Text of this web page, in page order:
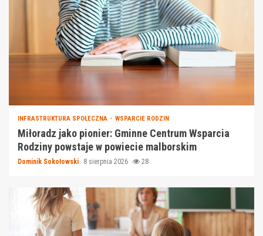
INFRASTRUKTURA SPOŁECZNA WSPARCIE RODZIN
Miłoradz jako pionier: Gminne Centrum Wsparcia
Rodziny powstaje w powiecie malborskim
Dominik Sokołowski 8 sierpnia 2026 28